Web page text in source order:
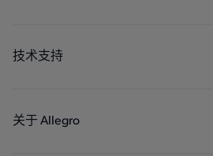
工业
技术支持
封装
关于 Allegro